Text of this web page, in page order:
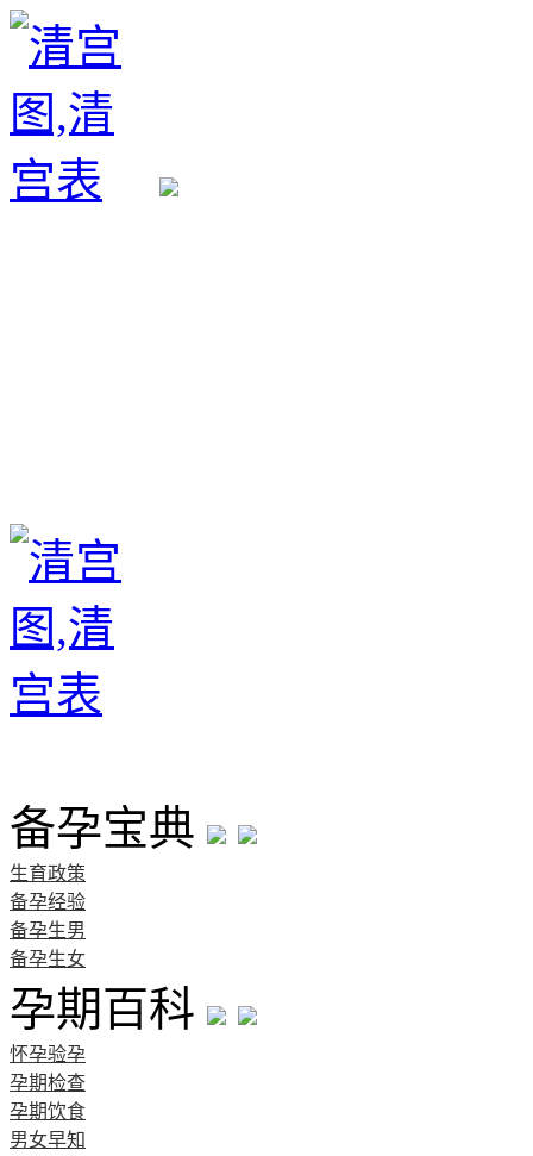
备孕宝典
生育政策
备孕经验
备孕生男
备孕生女
孕期百科
怀孕验孕
孕期检查
孕期饮食
男女早知